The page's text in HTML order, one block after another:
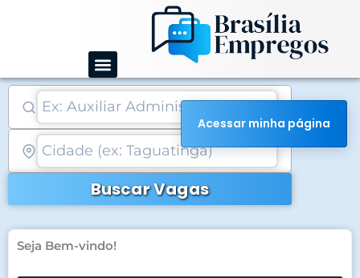
conteúdo
Buscar Vagas
Seja Bem-vindo!
Acessar minha página